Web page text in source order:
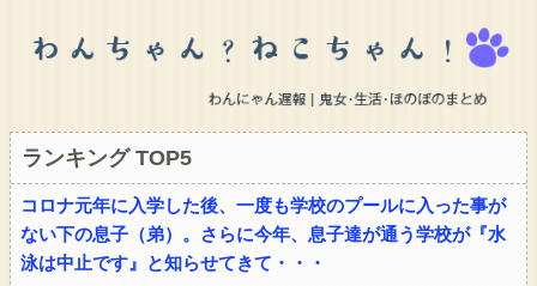
ランキング TOP5
コロナ元年に入学した後、一度も学校のプールに入った事が
ない下の息子（弟）。さらに今年、息子達が通う学校が『水
泳は中止です』と知らせてきて・・・